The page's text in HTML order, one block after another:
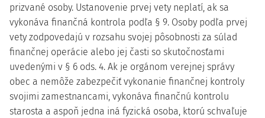
prizvané osoby. Ustanovenie prvej vety neplatí, ak sa
vykonáva finančná kontrola podľa § 9. Osoby podľa prvej
vety zodpovedajú v rozsahu svojej pôsobnosti za súlad
finančnej operácie alebo jej časti so skutočnosťami
uvedenými v § 6 ods. 4. Ak je orgánom verejnej správy
obec a nemôže zabezpečiť vykonanie finančnej kontroly
svojimi zamestnancami, vykonáva finančnú kontrolu
starosta a aspoň jedna iná fyzická osoba, ktorú schvaľuje